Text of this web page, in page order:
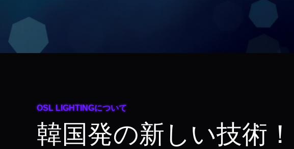
OSL LIGHTINGについて
韓国発の新しい技術